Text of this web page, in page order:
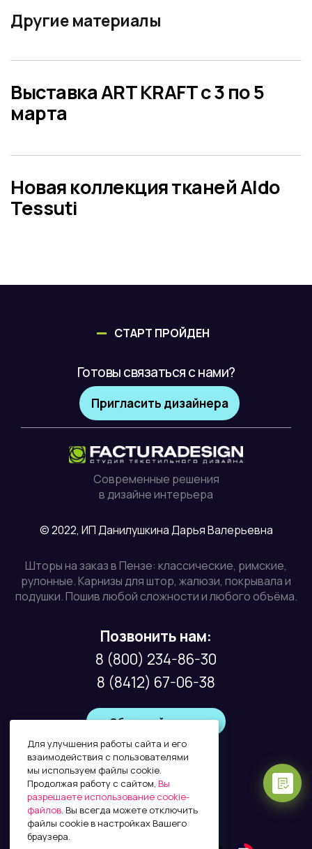
Другие материалы
Предыдущий: Выставка ART
Выставка ART KRAFT с 3 по 5
марта
Следующий: Новая коллекция
Новая коллекция тканей Aldo
Tessuti
СТАРТ ПРОЙДЕН
Готовы связаться с нами?
Пригласить дизайнера
Современные решения
в дизайне интерьера
© 2022, ИП Данилушкина Дарья Валерьевна
Шторы на заказ в Пензе: классические, римские,
рулонные. Карнизы для штор, жалюзи, покрывала и
подушки. Пошив любой сложности и любого объёма.
Позвонить нам:
8 (800) 234-86-30
8 (8412) 67-06-38
Обратный звонок
Почта:
info@factura58.ru
Для улучшения работы сайта и его
взаимодействия с пользователями
мы используем файлы cookie.
Продолжая работу с сайтом, Вы
разрешаете использование cookie-
файлов. Вы всегда можете отключить
файлы cookie в настройках Вашего
браузера.